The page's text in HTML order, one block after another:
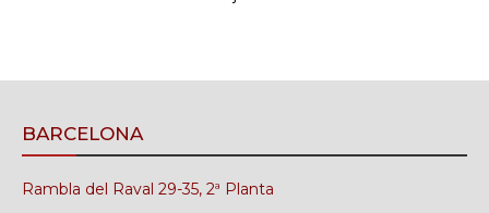
BARCELONA
Rambla del Raval 29-35, 2ª Planta